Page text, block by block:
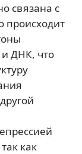
связана с
происходит
и ДНК, что
как